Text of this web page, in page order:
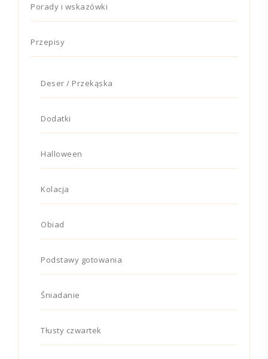
Porady i wskazówki
Przepisy
Deser / Przekąska
Dodatki
Halloween
Kolacja
Obiad
Podstawy gotowania
Śniadanie
Tłusty czwartek